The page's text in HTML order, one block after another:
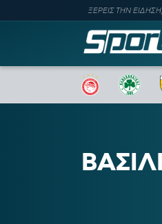
ΞΕΡΕΙΣ ΤΗΝ